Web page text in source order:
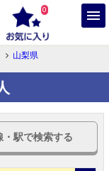
0
山梨県
・駅で検索する